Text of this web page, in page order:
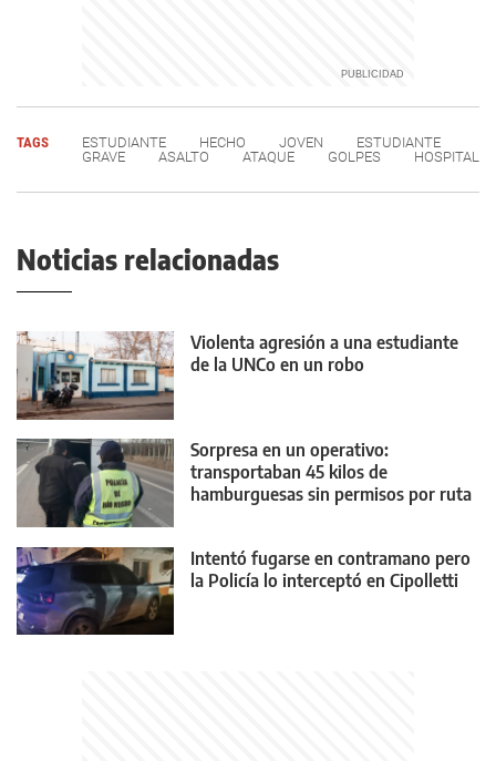
TAGS ESTUDIANTE HECHO JOVEN
ESTUDIANTE
GRAVE
ASALTO ATAQUE GOLPES HOSPITAL
Noticias relacionadas
Violenta agresión a una estudiante
de la UNCo en un robo
Sorpresa en un operativo:
transportaban 45 kilos de
hamburguesas sin permisos por ruta
Intentó fugarse en contramano pero
la Policía lo interceptó en Cipolletti